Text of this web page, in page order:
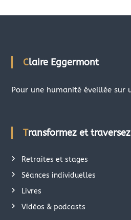
Claire Eggermont
Pour une humanité éveillée sur
Transformez et
Retraites et stages
Séances individuelles
Livres
Vidéos & podcasts